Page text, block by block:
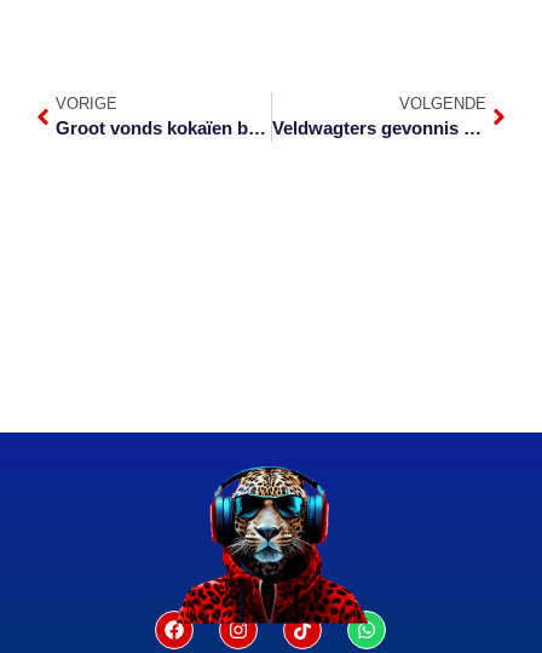
VORIGE
Groot vonds kokaïen by Lebombo gevind
VOLGENDE
Veldwagters gevonnis oor onwettige vuurwapen in die Krugerwildtuin